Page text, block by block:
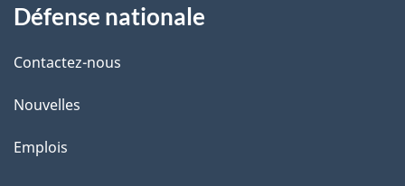
i
l
s
d
propos
de
ce
site
Défense nationale
Contactez-nous
Nouvelles
Emplois